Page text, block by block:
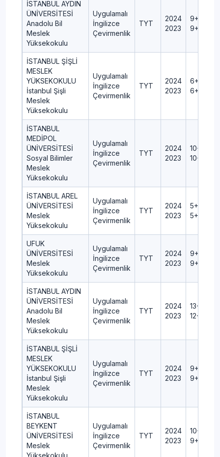
İSTANBUL AYDIN
ÜNİVERSİTESİ
Anadolu Bil
Meslek
Yüksekokulu
Uygulamalı
İngilizce
Çevirmenlik
TYT
2024
2023
İSTANBUL ŞİŞLİ
MESLEK
YÜKSEKOKULU
İstanbul Şişli
Meslek
Yüksekokulu
Uygulamalı
İngilizce
Çevirmenlik
TYT
2024
2023
İSTANBUL
MEDİPOL
ÜNİVERSİTESİ
Sosyal Bilimler
Meslek
Yüksekokulu
Uygulamalı
İngilizce
Çevirmenlik
TYT
2024
2023
İSTANBUL AREL
ÜNİVERSİTESİ
Meslek
Yüksekokulu
Uygulamalı
İngilizce
Çevirmenlik
TYT
2024
2023
UFUK
ÜNİVERSİTESİ
Meslek
Yüksekokulu
Uygulamalı
İngilizce
Çevirmenlik
TYT
2024
2023
İSTANBUL AYDIN
ÜNİVERSİTESİ
Anadolu Bil
Meslek
Yüksekokulu
Uygulamalı
İngilizce
Çevirmenlik
TYT
2024
2023
İSTANBUL ŞİŞLİ
MESLEK
YÜKSEKOKULU
İstanbul Şişli
Meslek
Yüksekokulu
Uygulamalı
İngilizce
Çevirmenlik
TYT
2024
2023
İSTANBUL
BEYKENT
ÜNİVERSİTESİ
Meslek
Uygulamalı
İngilizce
Çevirmenlik
TYT
2024
2023